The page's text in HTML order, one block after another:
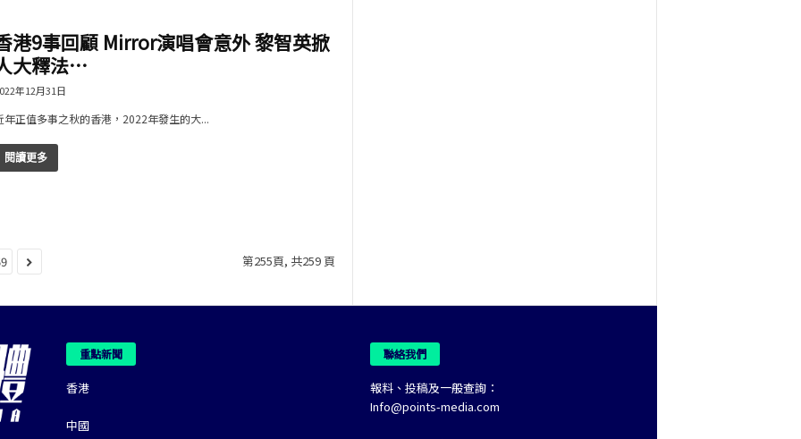
港9事回顧 Mirror演唱會意外 黎智英掀
大釋法…
年12月31日
年正值多事之秋的香港，2022年發生的大...
閱讀更多
第255頁, 共259 頁
重點新聞
香港
中國
聯絡我們
報料、投稿及一般查詢：
Info@points-media.com